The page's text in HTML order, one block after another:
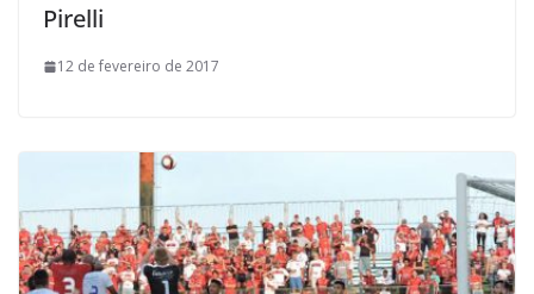
Pirelli
12 de fevereiro de 2017